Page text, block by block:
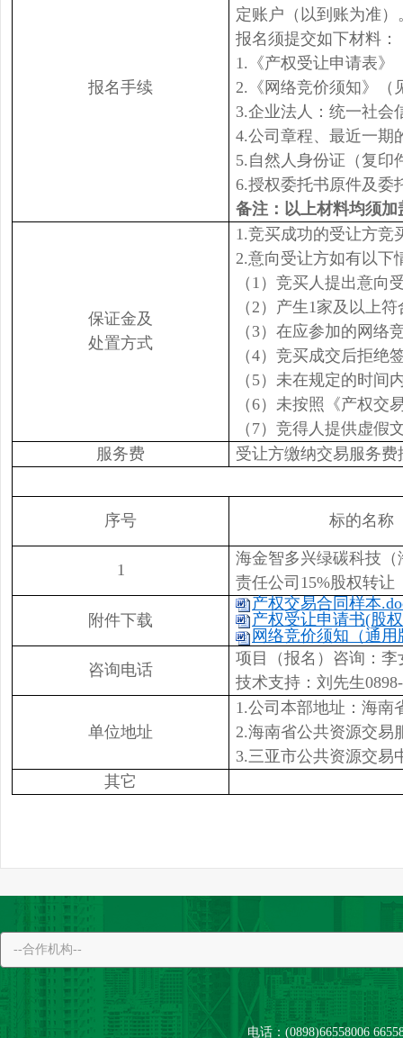
报名手续
定账户（以到账为准）
报名须提交如下材料：
1.《产权受让申请表》
2.《网络竞价须知》（
3.企业法人：统一社会
4.公司章程、最近一期
5.自然人身份证（复印
6.授权委托书原件及委
备注：以上材料均须
保证金及
处置方式
1.竞买成功的受让方竞
2.意向受让方如有以下
（1）竞买人提出意向
（2）产生1家及以上
（3）在应参加的网络
（4）竞买成交后拒绝
（5）未在规定的时间
（6）未按照《产权交
（7）竞得人提供虚假
服务费
受让方缴纳交易服务
序号 标的名称
1
海金智多兴绿碳科技（
责任公司15%股权转让
附件下载
产权交易合同样本
产权受让申请书(股
网络竞价须知（通用
咨询电话
项目（报名）咨询：
技术支持：刘先生
单位地址
1.公司本部地址：海南
2.海南省公共资源交易
3.三亚市公共资源交易
其它
电话：(0898)66558006